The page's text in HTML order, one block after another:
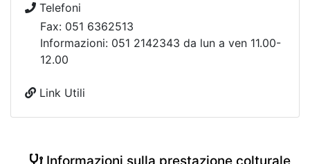
Telefoni
Fax: 051 6362513
Informazioni: 051 2142343 da lun a ven 11.00-
12.00
Link Utili